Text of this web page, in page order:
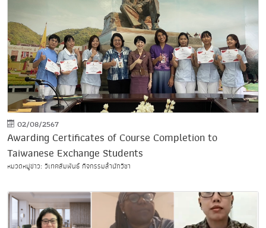
02/08/2567
Awarding Certificates of Course Completion to
Taiwanese Exchange Students
หมวดหมู่ข่าว: วิเทศสัมพันธ์ กิจกรรมสำนักวิชา